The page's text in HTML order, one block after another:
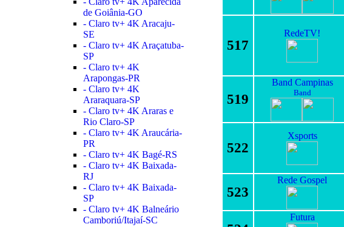
de Goiânia-GO
- Claro tv+ 4K Aracaju-
SE
- Claro tv+ 4K Araçatuba-
SP
- Claro tv+ 4K
Arapongas-PR
- Claro tv+ 4K
Araraquara-SP
- Claro tv+ 4K Araras e
Rio Claro-SP
- Claro tv+ 4K Araucária-
PR
- Claro tv+ 4K Bagé-RS
- Claro tv+ 4K Baixada-
RJ
- Claro tv+ 4K Baixada-
SP
- Claro tv+ 4K Balneário
Camboriú/Itajaí-SC
517
RedeTV!
519
Band Campinas
Band
522
Xsports
523
Rede Gospel
Futura